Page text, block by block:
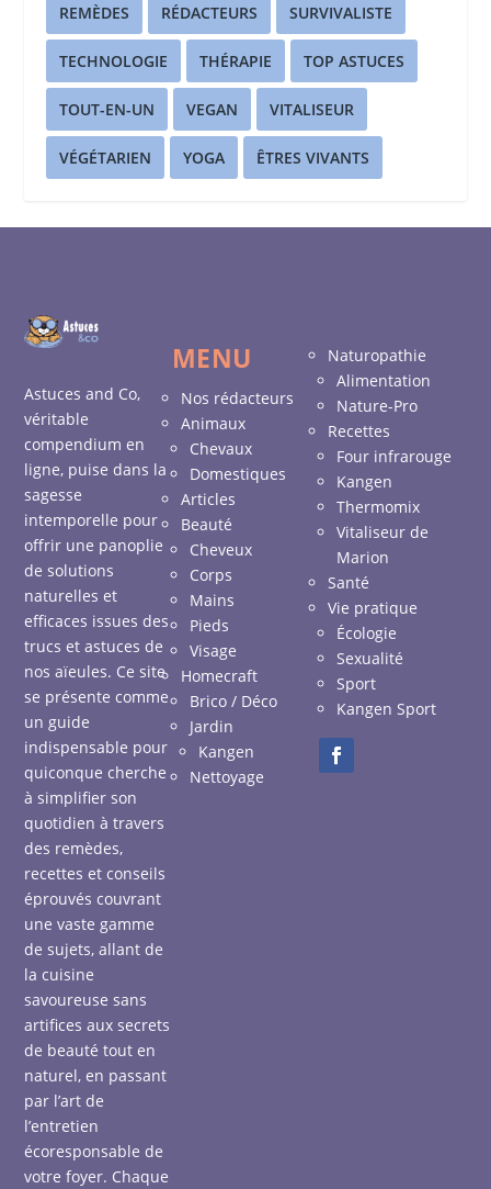
REMÈDES RÉDACTEURS SURVIVALISTE
TECHNOLOGIE THÉRAPIE TOP ASTUCES
TOUT-EN-UN VEGAN VITALISEUR
VÉGÉTARIEN YOGA ÊTRES VIVANTS
Astuces and Co,
véritable
compendium en
ligne, puise dans la
sagesse
intemporelle pour
offrir une panoplie
de solutions
naturelles et
efficaces issues des
trucs et astuces de
nos aïeules. Ce site
se présente comme
un guide
indispensable pour
quiconque cherche
à simplifier son
quotidien à travers
des remèdes,
recettes et conseils
éprouvés couvrant
une vaste gamme
de sujets, allant de
la cuisine
savoureuse sans
artifices aux secrets
de beauté tout en
naturel, en passant
par l’art de
l’entretien
écoresponsable de
votre foyer. Chaque
MENU
Nos rédacteurs
Animaux
Chevaux
Domestiques
Articles
Beauté
Cheveux
Corps
Mains
Pieds
Visage
Homecraft
Brico / Déco
Jardin
Kangen
Nettoyage
Naturopathie
Alimentation
Nature-Pro
Recettes
Four infrarouge
Kangen
Thermomix
Vitaliseur de
Marion
Santé
Vie pratique
Écologie
Sexualité
Sport
Kangen Sport